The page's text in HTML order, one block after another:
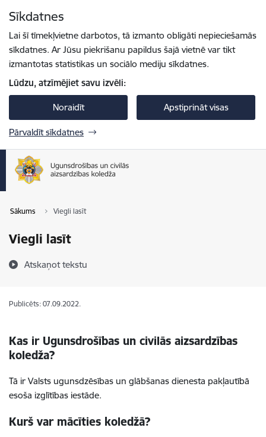
Sīkdatnes
Lai šī tīmekļvietne darbotos, tā izmanto obligāti nepieciešamās
sīkdatnes. Ar Jūsu piekrišanu papildus šajā vietnē var tikt
izmantotas statistikas un sociālo mediju sīkdatnes.
Lūdzu, atzīmējiet savu izvēli:
Noraidīt Apstiprināt visas
Pārvaldīt sīkdatnes
Sākums Viegli lasīt
Viegli lasīt
Atskaņot tekstu
Publicēts: 07.09.2022.
Kas ir Ugunsdrošības un civilās aizsardzības
koledža?
Tā ir Valsts ugunsdzēsības un glābšanas dienesta pakļautībā
esoša izglītības iestāde.
Kurš var mācīties koledžā?